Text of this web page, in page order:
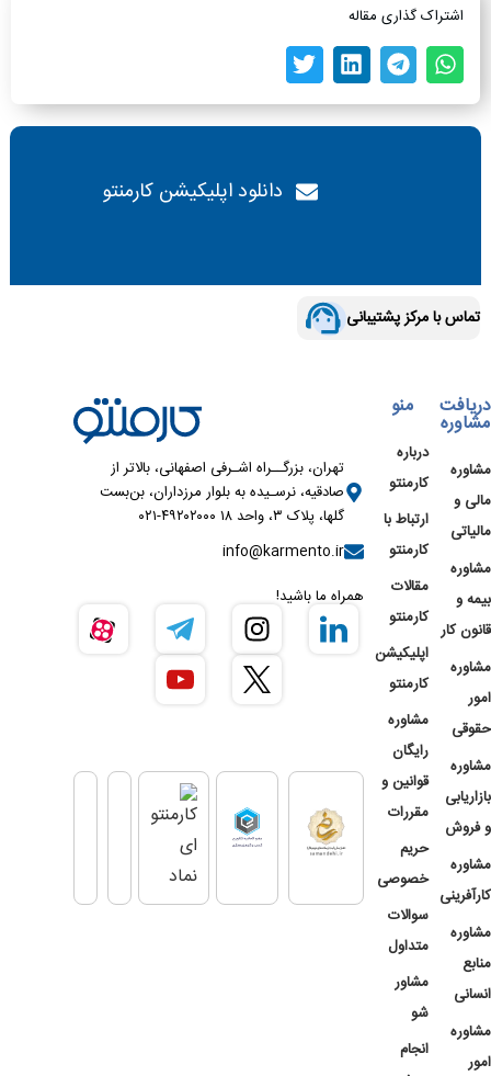
اشتراک گذاری مقاله
دانلود اپلیکیشن کارمنتو
تماس با مرکز پشتیبانی
دریافت
مشاوره
مشاوره
مالی و
مالیاتی
مشاوره
بیمه و
قانون کار
مشاوره
امور
حقوقی
مشاوره
بازاریابی
و فروش
مشاوره
کارآفرینی
مشاوره
منابع
انسانی
مشاوره
امور
منو
درباره
کارمنتو
ارتباط با
کارمنتو
مقالات
کارمنتو
اپلیکیشن
کارمنتو
مشاوره
رایگان
قوانین و
مقررات
حریم
خصوصی
سوالات
متداول
مشاور
شو
انجام
تهران، بزرگــراه اشـرفی اصفهانی، بالاتر از
صادقیه، نرسـیده به بلوار مرزداران، بن‌بست
گلها، پلاک ۳، واحد ۱۸ ۴۹۲۰۲۰۰۰-۰۲۱
info@karmento.ir
همراه ما باشید!